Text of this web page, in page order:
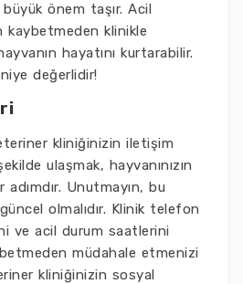
önem taşır. Acil
kaybetmeden klinikle
hayatını kurtarabilir.
değerlidir!
kliniğinizin iletişim
ulaşmak, hayvanınızın
adımdır. Unutmayın, bu
olmalıdır. Klinik telefon
ve acil durum saatlerini
müdahale etmenizi
kliniğinizin sosyal